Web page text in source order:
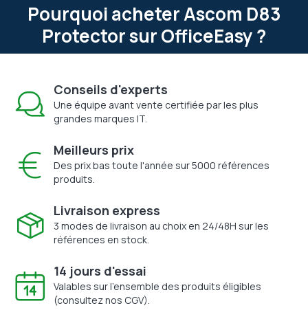
Pourquoi acheter Ascom D83
Protector sur OfficeEasy ?
Conseils d'experts
Une équipe avant vente certifiée par les plus
grandes marques IT.
Meilleurs prix
Des prix bas toute l'année sur 5000 références
produits.
Livraison express
3 modes de livraison au choix en 24/48H sur les
références en stock.
14 jours d'essai
Valables sur l'ensemble des produits éligibles
(consultez nos CGV).